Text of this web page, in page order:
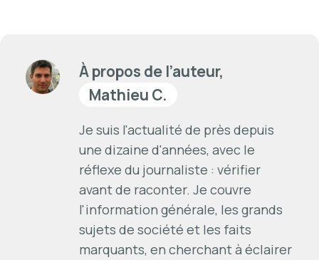
À propos de l’auteur,
Mathieu C.
Je suis l'actualité de près depuis
une dizaine d'années, avec le
réflexe du journaliste : vérifier
avant de raconter. Je couvre
l'information générale, les grands
sujets de société et les faits
marquants, en cherchant à éclairer